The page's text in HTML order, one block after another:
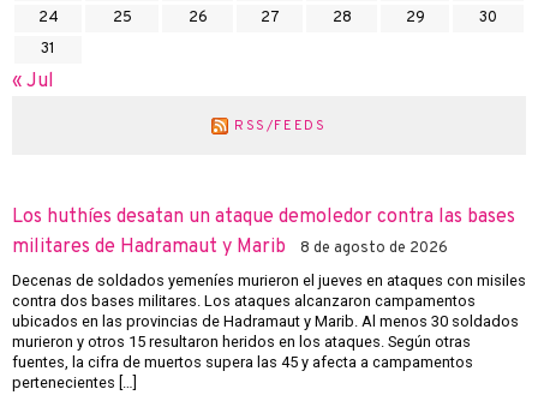
24
25 26 27 28 29
30
31
« Jul
RSS/FEEDS
Los huthíes desatan un ataque demoledor contra las bases
militares de Hadramaut y Marib
8 de agosto de 2026
Decenas de soldados yemeníes murieron el jueves en ataques con misiles
contra dos bases militares. Los ataques alcanzaron campamentos
ubicados en las provincias de Hadramaut y Marib. Al menos 30 soldados
murieron y otros 15 resultaron heridos en los ataques. Según otras
fuentes, la cifra de muertos supera las 45 y afecta a campamentos
pertenecientes […]